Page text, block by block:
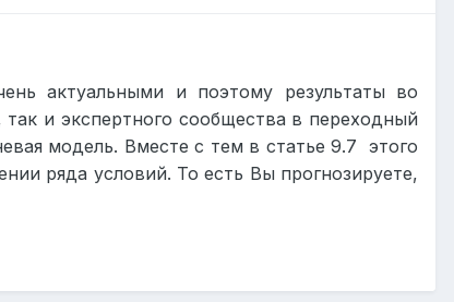
актуальными и поэтому результаты во
так и экспертного сообщества в переходный
модель. Вместе с тем в статье 9.7 этого
ряда условий. То есть Вы прогнозируете,